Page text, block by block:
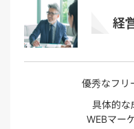
経
優秀なフリ
具体的な
WEBマー